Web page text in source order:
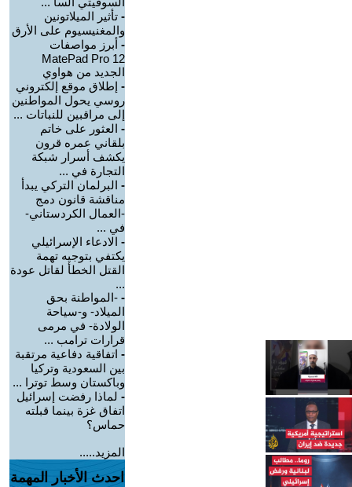
- تأثير الميلاتونين
والمغنيسيوم على الأرق
- أبرز مواصفات
MatePad Pro 12
الجديد من هواوي
- إطلاق موقع إلكتروني
روسي يحول المواطنين
إلى مراقبين للنباتات ...
- العثور على خاتم
بلقاني عمره قرون
يكشف أسرار شبكة
التجارة في ...
- البرلمان التركي يبدأ
مناقشة قانون دمج
-العمال الكردستاني-
في ...
- الادعاء الإسرائيلي
يكتفي بتوجيه تهمة
القتل الخطأ لقاتل عودة
...
- -المواطنة بحق
الميلاد- و-سياحة
الولادة- في مرمى
قرارات ترامب ...
- اتفاقية دفاعية مرتقبة
بين السعودية وتركيا
وباكستان وسط توترا ...
- لماذا رفضت إسرائيل
اتفاق غزة بينما قبلته
حماس؟
المزيد.....
احدث الأخبار المهمة